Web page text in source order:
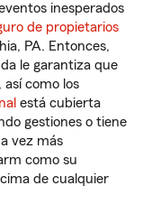
inesperados
de propietarios
PA. Entonces,
le garantiza que
como los
está cubierta
gestiones o tiene
vez más
como su
de cualquier